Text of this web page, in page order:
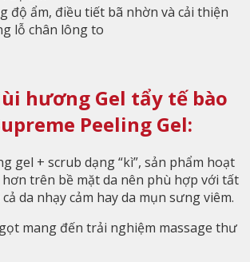
độ ẩm, điều tiết bã nhờn và cải thiện
lỗ chân lông to
hương Gel tẩy tế bào
Peeling Gel:
gel + scrub dạng “kì”, sản phẩm hoạt
trên bề mặt da nên phù hợp với tất
da nhạy cảm hay da mụn sưng viêm.
mang đến trải nghiệm massage thư